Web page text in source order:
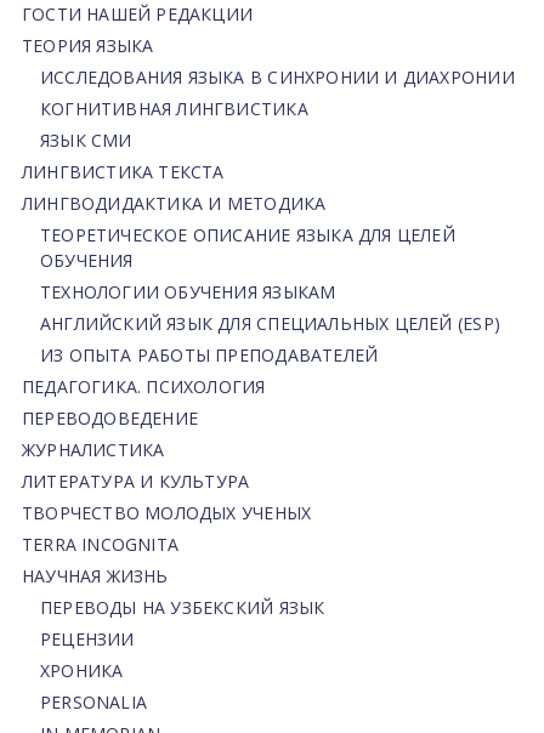
ГОСТИ НАШЕЙ РЕДАКЦИИ
ТЕОРИЯ ЯЗЫКА
ИССЛЕДОВАНИЯ ЯЗЫКА В СИНХРОНИИ И ДИАХРОНИИ
КОГНИТИВНАЯ ЛИНГВИСТИКА
ЯЗЫК СМИ
ЛИНГВИСТИКА ТЕКСТА
ЛИНГВОДИДАКТИКА И МЕТОДИКА
ТЕОРЕТИЧЕСКОЕ ОПИСАНИЕ ЯЗЫКА ДЛЯ ЦЕЛЕЙ
ОБУЧЕНИЯ
ТЕХНОЛОГИИ ОБУЧЕНИЯ ЯЗЫКАМ
АНГЛИЙСКИЙ ЯЗЫК ДЛЯ СПЕЦИАЛЬНЫХ ЦЕЛЕЙ (ESP)
ИЗ ОПЫТА РАБОТЫ ПРЕПОДАВАТЕЛЕЙ
ПЕДАГОГИКА. ПСИХОЛОГИЯ
ПЕРЕВОДОВЕДЕНИЕ
ЖУРНАЛИСТИКА
ЛИТЕРАТУРА И КУЛЬТУРА
ТВОРЧЕСТВО МОЛОДЫХ УЧЕНЫХ
TERRA INCOGNITA
НАУЧНАЯ ЖИЗНЬ
ПЕРЕВОДЫ НА УЗБЕКСКИЙ ЯЗЫК
РЕЦЕНЗИИ
ХРОНИКА
PERSONALIA